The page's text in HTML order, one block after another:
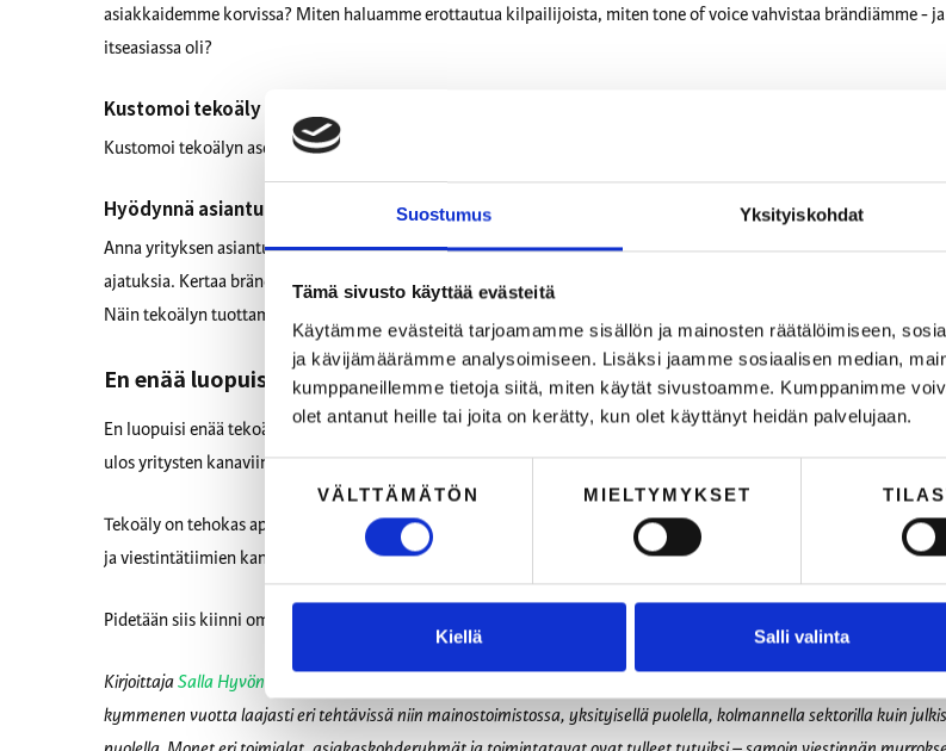
Suostumus Yksityiskohdat
Tämä sivusto käyttää evästeitä
Käytämme evästeitä tarjoamamme sisällön ja mainosten räätälöimiseen,
ja kävijämäärämme analysoimiseen. Lisäksi jaamme sosiaalisen median,
kumppaneillemme tietoja siitä, miten käytät sivustoamme. Kumppanimme
olet antanut heille tai joita on kerätty, kun olet käyttänyt heidän palvelujaan.
VÄLTTÄMÄTÖN MIELTYMYKSET
Kiellä Salli valinta
asiakkaidemme korvissa? Miten haluamme erottautua kilpailijoista, miten tone of voice vahvistaa brändiämme -
itseasiassa oli?
Kustomoi tekoäly omiin tarpeisiin:
Kustomoi tekoälyn asetukset, jotta se osaa auttaa juuri oikeassa asiassa parhaalla mahdollisella tavalla.
Hyödynnä asiantuntijoita:
Anna yrityksen asiantuntijoiden vaikuttaa miltä tekoälyn tuottama lopputulos tulee vaikuttamaan: kysele,
ajatuksia. Kertaa brändiohje ja markkinoinnin strategia. Silloin lopputulos heijastaa yrityksen arvoja, asennetta ja
Näin tekoälyn tuottama sisältö muuttuu aidosti yrityksen omaksi, eikä vain yhdeksi massan äänistä.
En enää luopuisi väsymättömästä apurista!
En luopuisi enää tekoälystä. Se on väsymätön tiimikaveri ja sparraaja mutta oikeasti tulee miettiä mitä sen
ulos yritysten kanaviin?
Tekoäly on tehokas apuri, mutta sen ei pidä viedä yrityksen ääntä mukanaan. Jokaisen työntekijän ja erityisesti
ja viestintätiimien kannattaa pysähtyä miettimään: miltä meidän yritys haluaa kuulostaa tekoälyn aikakaudella?
Pidetään siis kiinni omasta äänestä ja annetaan sen soida vahvana myös silloin, kun tekoäly on mukana työtiimissä.
KirjoittajaSalla Hyvönen
kymmenen vuotta laajasti eri tehtävissä niin mainostoimistossa, yksityisellä puolella, kolmannella sektorilla kuin